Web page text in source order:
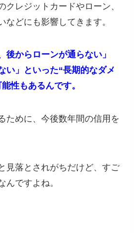
クレジットカードやローン、
などにも影響してきます。
後からローンが通らない」
い」といった“長期的なダメ
性もあるんです。
ために、今後数年間の信用を
見落とされがちだけど、すご
んですよね。